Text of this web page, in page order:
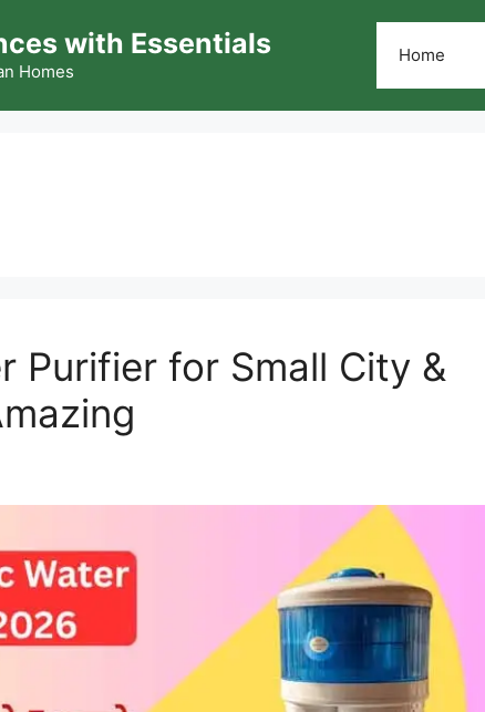
with Essentials
Homes
Home
Purifier for Small City &